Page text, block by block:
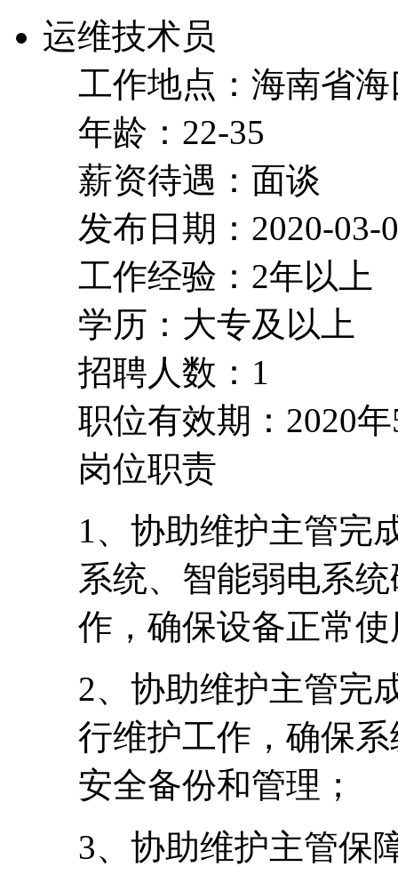
运维技术员
工作地点：海南省
年龄：22-35
薪资待遇：面谈
发布日期：2020-03-
工作经验：2年以上
学历：大专及以上
招聘人数：1
职位有效期：2020
岗位职责
1、协助维护主管完
系统、智能弱电系
作，确保设备正常
2、协助维护主管完
行维护工作，确保
安全备份和管理；
3、协助维护主管保